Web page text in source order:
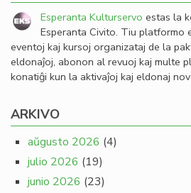
Esperanta Kulturservo estas la
Esperanta Civito. Tiu platformo
eventoj kaj kursoj organizataj de la
eldonaĵoj, abonon al revuoj kaj multe
konatiĝi kun la aktivaĵoj kaj eldonaj
ARKIVO
aŭgusto 2026 (4)
julio 2026 (19)
junio 2026 (23)